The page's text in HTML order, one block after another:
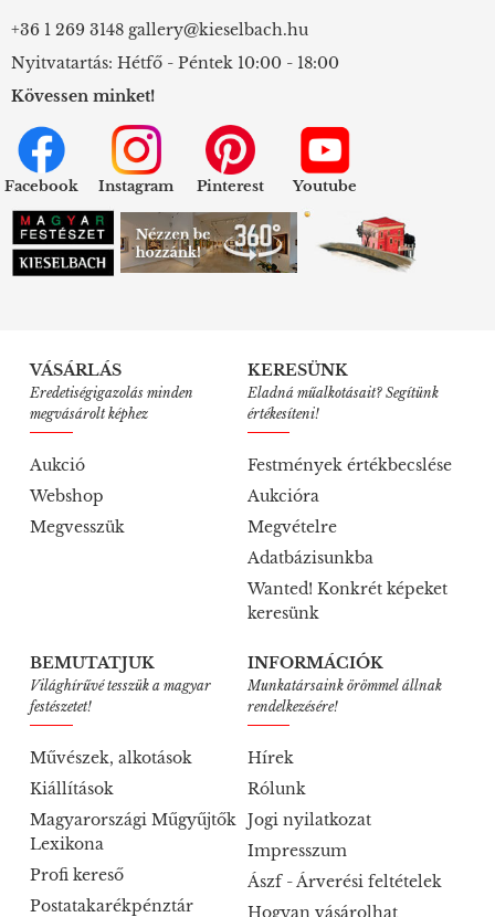
+36 1 269 3148 gallery@kieselbach.hu
Nyitvatartás: Hétfő - Péntek 10:00 - 18:00
Kövessen minket!
Facebook Instagram Pinterest Youtube
VÁSÁRLÁS
Eredetiségigazolás minden
megvásárolt képhez
Aukció
Webshop
Megvesszük
KERESÜNK
Eladná műalkotásait? Segítünk
értékesíteni!
Festmények értékbecslése
Aukcióra
Megvételre
Adatbázisunkba
Wanted! Konkrét képeket
keresünk
BEMUTATJUK
Világhírűvé tesszük a magyar
festészetet!
Művészek, alkotások
Kiállítások
Magyarországi Műgyűjtők
Lexikona
Profi kereső
Postatakarékpénztár
INFORMÁCIÓK
Munkatársaink örömmel állnak
rendelkezésére!
Hírek
Rólunk
Jogi nyilatkozat
Impresszum
Ászf - Árverési feltételek
Hogyan vásárolhat